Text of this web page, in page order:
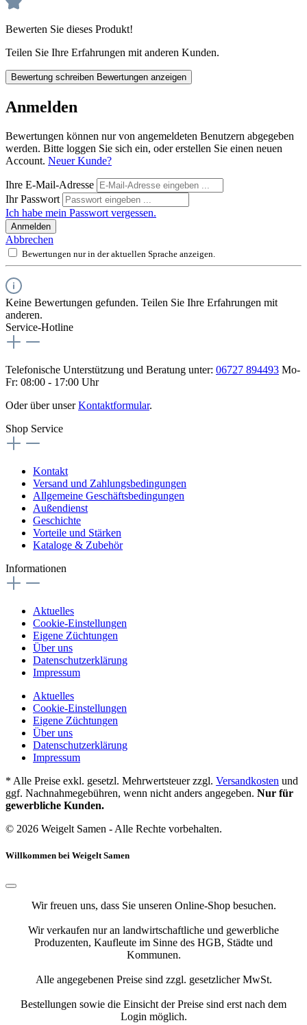
Bewerten Sie dieses Produkt!
Teilen Sie Ihre Erfahrungen mit anderen Kunden.
Bewertung schreiben Bewertungen anzeigen
Anmelden
Bewertungen können nur von angemeldeten Benutzern abgegeben
werden. Bitte loggen Sie sich ein, oder erstellen Sie einen neuen
Account. Neuer Kunde?
Ihre E-Mail-Adresse
Ihr Passwort
Ich habe mein Passwort vergessen.
Anmelden
Abbrechen
Bewertungen nur in der aktuellen Sprache anzeigen.
Keine Bewertungen gefunden. Teilen Sie Ihre Erfahrungen mit
anderen.
Service-Hotline
Telefonische Unterstützung und Beratung unter: 06727 894493 Mo-
Fr: 08:00 - 17:00 Uhr
Oder über unserKontaktformular.
Shop Service
Kontakt
Versand und Zahlungsbedingungen
Allgemeine Geschäftsbedingungen
Außendienst
Geschichte
Vorteile und Stärken
Kataloge & Zubehör
Informationen
Aktuelles
Cookie-Einstellungen
Eigene Züchtungen
Über uns
Datenschutzerklärung
Impressum
Aktuelles
Cookie-Einstellungen
Eigene Züchtungen
Über uns
Datenschutzerklärung
Impressum
* Alle Preise exkl. gesetzl. Mehrwertsteuer zzgl. Versandkosten und
ggf. Nachnahmegebühren, wenn nicht anders angegeben. Nur für
gewerbliche Kunden.
© 2026 Weigelt Samen - Alle Rechte vorbehalten.
Willkommen bei Weigelt Samen
Wir freuen uns, dass Sie unseren Online-Shop besuchen.
Wir verkaufen nur an landwirtschaftliche und gewerbliche
Produzenten, Kaufleute im Sinne des HGB, Städte und
Kommunen.
Alle angegebenen Preise sind zzgl. gesetzlicher MwSt.
Bestellungen sowie die Einsicht der Preise sind erst nach dem
Login möglich.